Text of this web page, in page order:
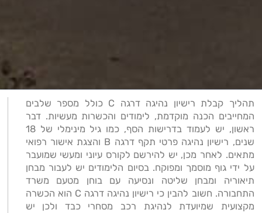
תהליך קבלת רישיון נהיגה דרגה C כולל מספר שלבים
המחייבים הכנה מוקדמת, לימודים והכשרות מעשיות. דבר
ראשון, יש לעמוד בדרישות הסף, כמו גיל מינימלי של 18
שנים, רישיון נהיגה פרטי תקף דרגה B והצגת אישור רפואי
מתאים. לאחר מכן, יש להירשם לקורס עיוני ומעשי שמועבר
על ידי גוף מוסמך ומפוקח. בסיום הלימודים יש לעבור מבחן
תיאוריה ומבחן שליטה ונסיעה עם בוחן מטעם משרד
התחבורה. חשוב להבין כי רישיון נהיגה דרגה C הוא הכשרה
מקצועית שמיועדת לנהיגת רכב מסחרי כבד ולכן יש